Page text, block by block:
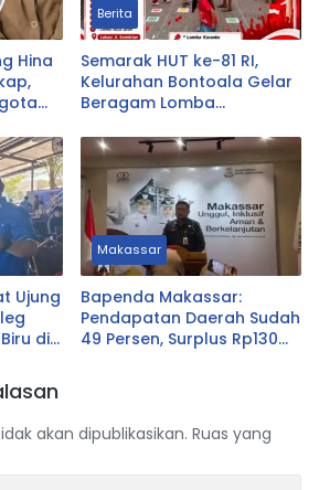
Hina
Berita
Semarak HUT ke-81 RI,
Kelurahan Bontoala Gelar
Beragam Lomba
Seluruh Warga
Ujung
di
Makassar
Bapenda Makassar:
Pendapatan Daerah Sudah
49 Persen, Surplus Rp130
akan dipublikasikan. Ruas yang